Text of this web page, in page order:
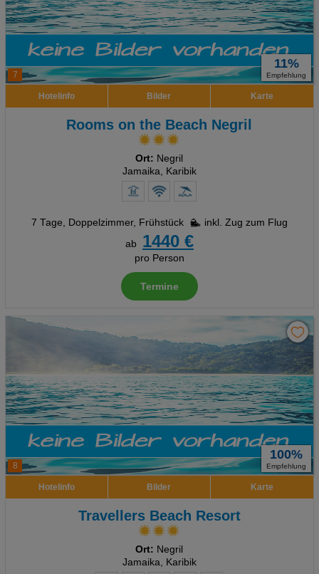
7
11%
Empfehlung
Hotelinfo Bilder Karte
Rooms on the Beach Negril
Ort: Negril
Jamaika, Karibik
7 Tage, Doppelzimmer, Frühstück
inkl. Zug zum Flug
ab
1440 €
pro Person
Termine
8
100%
Empfehlung
Hotelinfo Bilder Karte
Travellers Beach Resort
Ort: Negril
Jamaika, Karibik